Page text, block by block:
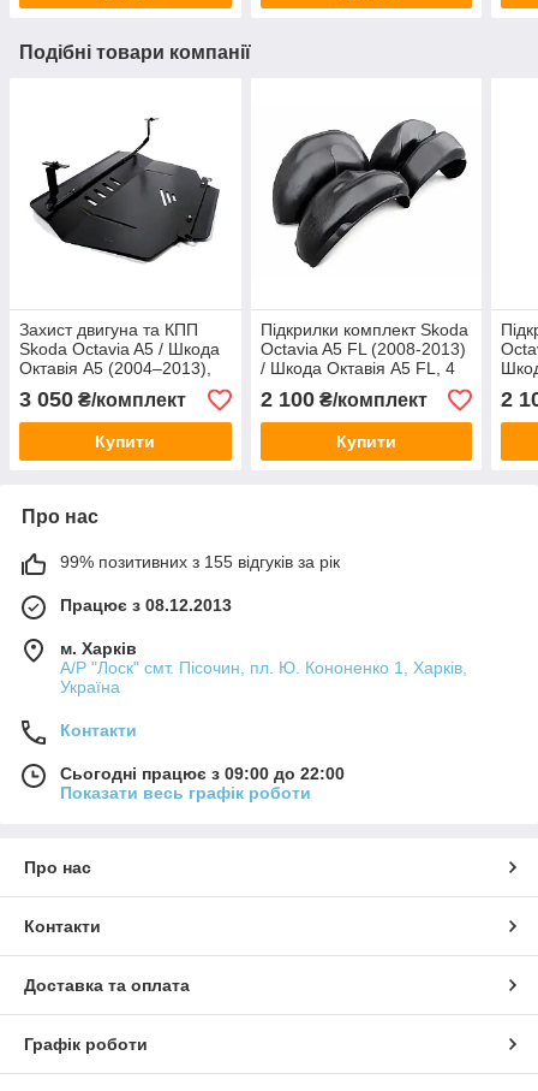
Подібні товари компанії
Захист двигуна та КПП
Skoda Octavia A5 / Шкода
Октавія A5 (2004–2013),
бензин, сталь 2 мм
3 050 ₴/комплект
Купити
Підкрилки комплект Skoda
Octavia A5 FL (2008-2013)
/ Шкода Октавія А5 FL, 4
шт
2 100₴/комплект
Купити
2
Про нас
99% позитивних з 155 відгуків за рік
Працює з 08.12.2013
м. Харків
А/Р "Лоск" смт. Пісочин, пл. Ю. Кононенко 1, Харків,
Україна
Контакти
Сьогодні працює з 09:00 до 22:00
Показати весь графік роботи
Про нас
Контакти
Доставка та оплата
Графік роботи